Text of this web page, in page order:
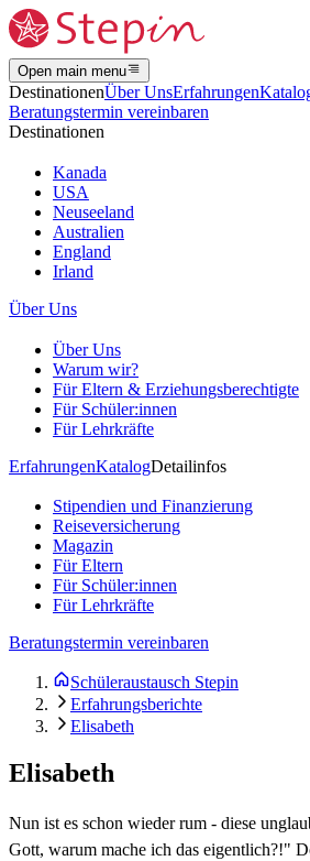
Open main menu
DestinationenÜber UnsErfahrungen
Beratungstermin vereinbaren
Destinationen
Kanada
USA
Neuseeland
Australien
England
Irland
Über Uns
Über Uns
Warum wir?
Für Eltern & Erziehungsberechtigte
Für Schüler:innen
Für Lehrkräfte
ErfahrungenKatalogDetailinfos
Stipendien und Finanzierung
Reiseversicherung
Magazin
Für Eltern
Für Schüler:innen
Für Lehrkräfte
Beratungstermin vereinbaren
Schüleraustausch Stepin
Erfahrungsberichte
Elisabeth
Elisabeth
Nun ist es schon wieder rum - diese
Gott, warum mache ich das eigentlich?!"